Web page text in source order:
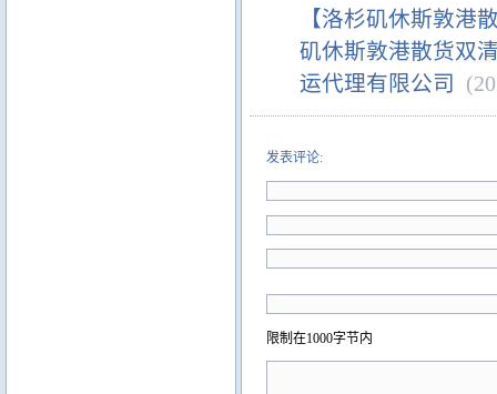
【洛杉矶休斯敦港
矶休斯敦港散货双
运代理有限公司
发表评论:
限制在1000字节内